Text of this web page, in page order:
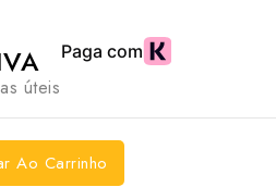
úteis
Ao Carrinho